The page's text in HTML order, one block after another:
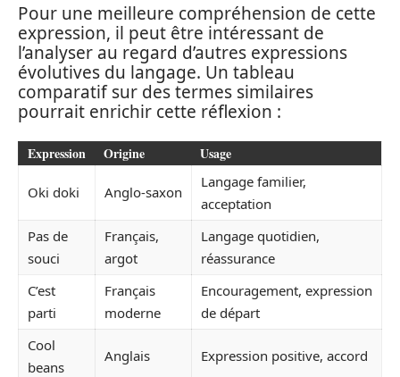
Pour une meilleure compréhension de cette
expression, il peut être intéressant de
l’analyser au regard d’autres expressions
évolutives du langage. Un tableau
comparatif sur des termes similaires
pourrait enrichir cette réflexion :
Expression Origine Usage
Oki doki Anglo-saxon
Langage familier,
acceptation
Pas de
souci
Français,
argot
Langage quotidien,
réassurance
C’est
parti
Français
moderne
Encouragement, expression
de départ
Cool
beans
Anglais Expression positive, accord